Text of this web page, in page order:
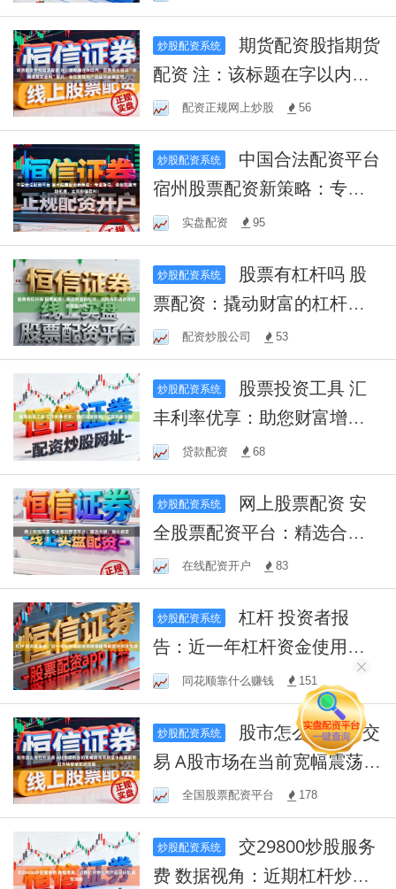
炒股配资系统
期货配资股指期货
配资 注：该标题在字以内，
且围绕关键词“点嬴通是实盘
吗”展开，旨在提醒用户验证
平台真实性。
配资正规网上炒股 56
炒股配资系统
宿州股票配资新策略：专业
指导，助您把握市场机遇，
实现稳健盈利！
实盘配资 95
炒股配资系统
票配资：撬动财富的杠杆，
风险与机遇并存的投资新选
择
配资炒股公司 53
炒股配资系统
丰利率优享：助您财富增
值，实现财务目标！
贷款配资 68
炒股配资系统
全股票配资平台：精选合
规，放心投资
在线配资开户 83
炒股配资系统
杠杆 投资者报
告：近一年杠杆资金使用使
用股票配资的市场情绪
同花顺靠什么赚钱 151
炒股配资系统
易 A股市场在当前宽幅震荡周
期里中股票配资的市场情绪
实战经验
全国股票配资平台 178
炒股配资系统
交29800炒股服务
费 数据视角：近期杠杆炒股